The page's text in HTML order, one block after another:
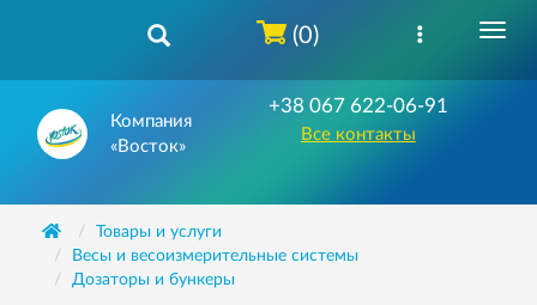
Компания
«Восток»
+38 067 622-06-91
Все контакты
(0)
Товары и услуги
Весы и весоизмерительные системы
Дозаторы и бункеры